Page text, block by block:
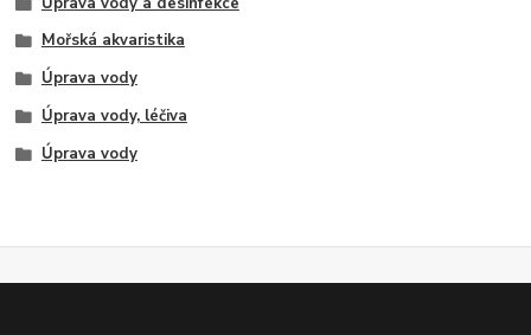
Mořská akvaristika
Úprava vody
Úprava vody, léčiva
Úprava vody